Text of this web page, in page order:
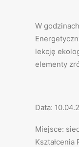
W
lekcję
elementy
Data:
Miejsce:
Kształcenia